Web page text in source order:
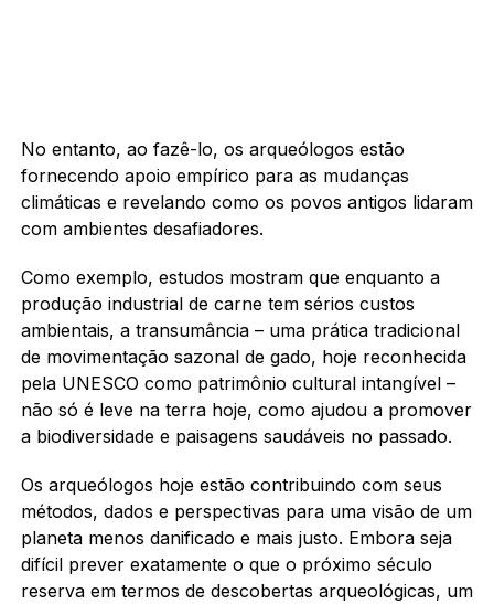
No entanto, ao fazê-lo, os arqueólogos estão
fornecendo apoio empírico para as mudanças
climáticas e revelando como os povos antigos lidaram
com ambientes desafiadores.
Como exemplo, estudos mostram que enquanto a
produção industrial de carne tem sérios custos
ambientais, a transumância – uma prática tradicional
de movimentação sazonal de gado, hoje reconhecida
pela UNESCO como patrimônio cultural intangível –
não só é leve na terra hoje, como ajudou a promover
a biodiversidade e paisagens saudáveis no passado.
Os arqueólogos hoje estão contribuindo com seus
métodos, dados e perspectivas para uma visão de um
planeta menos danificado e mais justo. Embora seja
difícil prever exatamente o que o próximo século
reserva em termos de descobertas arqueológicas, um